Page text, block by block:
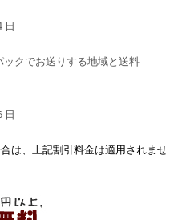
日
クでお送りする地域と送料
日
は、上記割引料金は適用されませ